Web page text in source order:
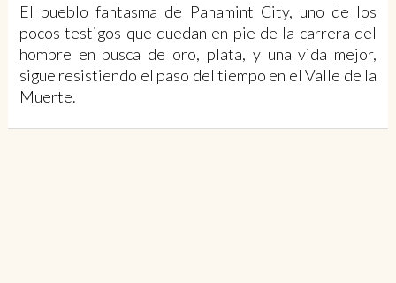
El pueblo fantasma de Panamint City, uno de los
pocos testigos que quedan en pie de la carrera del
hombre en busca de oro, plata, y una vida mejor,
sigue resistiendo el paso del tiempo en el Valle de la
Muerte.